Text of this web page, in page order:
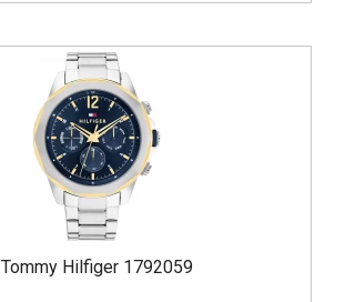
Tommy Hilfiger 1792059